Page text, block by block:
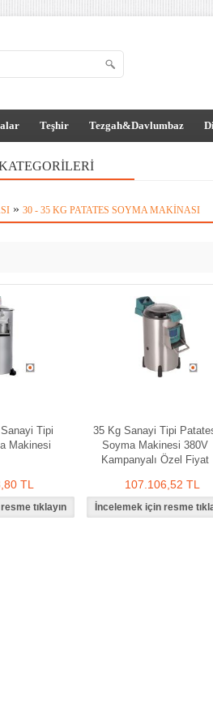
Teşhir Tezgah&Davlumbaz
» 30 - 35 KG PATATES SOYMA MAKINASI
Tipi
Makinesi
TL
35 Kg Sanayi Tipi
Soyma Makinesi 380V
Kampanyalı Özel Fiyat
107.106,52 TL